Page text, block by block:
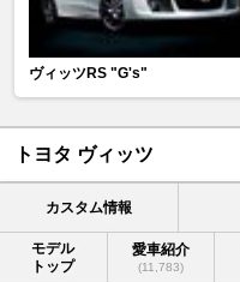
ヴィッツRS "G's"
トヨタ ヴィッツ
カスタム情報
モデル
トップ
愛車紹介
(11,783)